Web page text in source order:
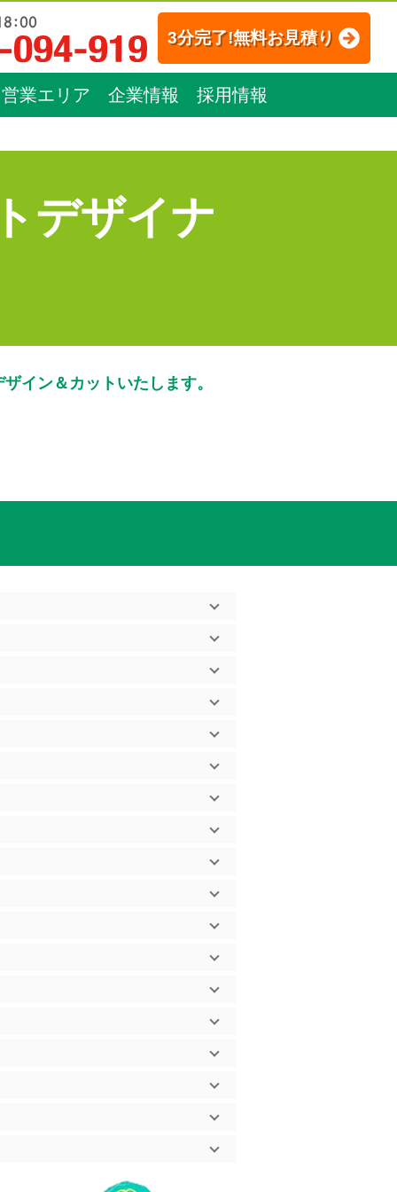
3分完了!無料お見積り
営業エリア 企業情報 採用情報
デザイナ
イン＆カットいたします。